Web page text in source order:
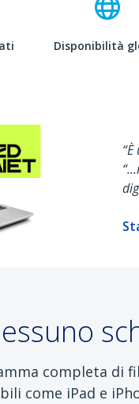
Disponibilità
completa
come iPad e